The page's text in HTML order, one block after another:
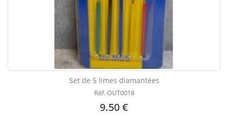
Set de 5 limes diamantées
Réf. OUT0018
9.50 €